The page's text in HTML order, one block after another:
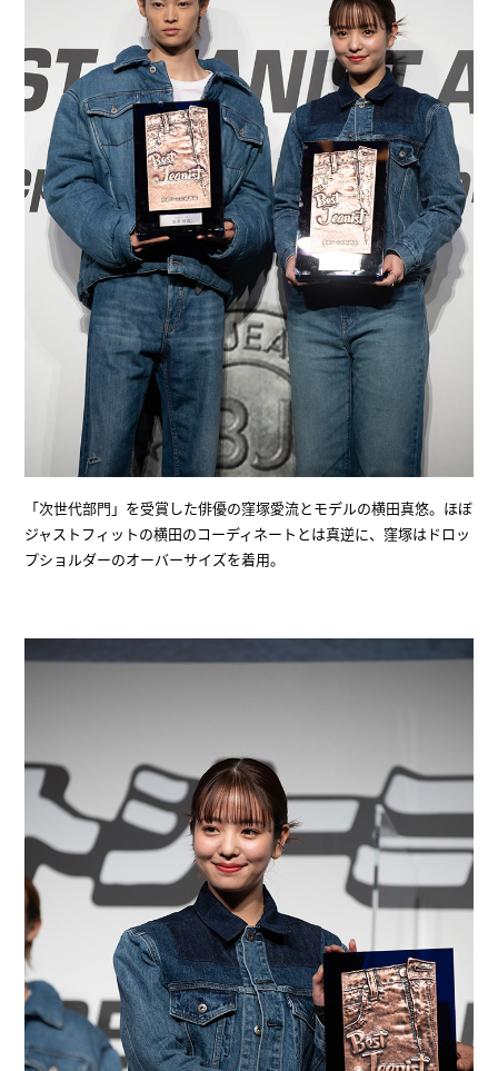
「次世代部門」を受賞した俳優の窪塚愛流とモデルの横田真悠。ほぼ
ジャストフィットの横田のコーディネートとは真逆に、窪塚はドロッ
プショルダーのオーバーサイズを着用。